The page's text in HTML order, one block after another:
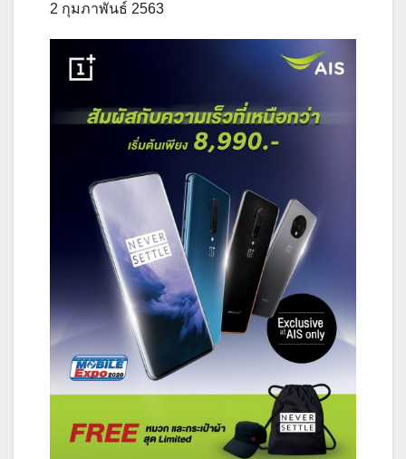
2 กุมภาพันธ์ 2563